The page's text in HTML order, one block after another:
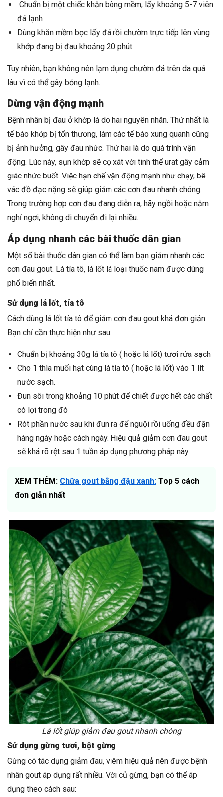
Chuẩn bị một chiếc khăn bông mềm, lấy khoảng 5-7 viên
đá lạnh
Dùng khăn mềm bọc lấy đá rồi chườm trực tiếp lên vùng
khớp đang bị đau khoảng 20 phút.
Tuy nhiên, bạn không nên lạm dụng chườm đá trên da quá
lâu vì có thể gây bỏng lạnh.
Dừng vận động mạnh
Bệnh nhân bị đau ở khớp là do hai nguyên nhân. Thứ nhất là
tế bào khớp bị tổn thương, làm các tế bào xung quanh cũng
bị ảnh hưởng, gây đau nhức. Thứ hai là do quá trình vận
động. Lúc này, sụn khớp sẽ cọ xát với tinh thể urat gây cảm
giác nhức buốt. Việc hạn chế vận động mạnh như chạy, bê
vác đồ đạc nặng sẽ giúp giảm các cơn đau nhanh chóng.
Trong trường hợp cơn đau đang diễn ra, hãy ngồi hoặc nằm
nghỉ ngơi, không di chuyển đi lại nhiều.
Áp dụng nhanh các bài thuốc dân gian
Một số bài thuốc dân gian có thể làm bạn giảm nhanh các
cơn đau gout. Lá tía tô, lá lốt là loại thuốc nam được dùng
phổ biến nhất.
Sử dụng lá lốt, tía tô
Cách dùng lá lốt tía tô để giảm cơn đau gout khá đơn giản.
Bạn chỉ cần thực hiện như sau:
Chuẩn bị khoảng 30g lá tía tô ( hoặc lá lốt) tươi rửa sạch
Cho 1 thìa muối hạt cùng lá tía tô ( hoặc lá lốt) vào 1 lít
nước sạch.
Đun sôi trong khoảng 10 phút để chiết được hết các chất
có lợi trong đó
Rót phần nước sau khi đun ra để nguội rồi uống đều đặn
hàng ngày hoặc cách ngày. Hiệu quả giảm cơn đau gout
sẽ khá rõ rệt sau 1 tuần áp dụng phương pháp này.
XEM THÊM: Chữa gout bằng đậu xanh: Top 5 cách
đơn giản nhất
Lá lốt giúp giảm đau gout nhanh chóng
Sử dụng gừng tươi, bột gừng
Gừng có tác dụng giảm đau, viêm hiệu quả nên được bệnh
nhân gout áp dụng rất nhiều. Với củ gừng, bạn có thể áp
dụng theo cách sau: